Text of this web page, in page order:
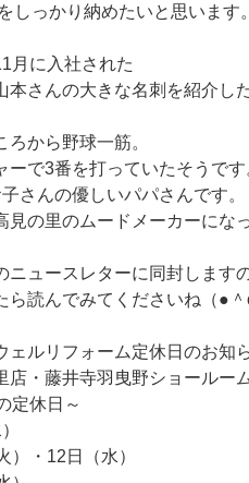
しっかり納めたいと思います。
月に入社された
本さんの大きな名刺を紹介し
ろから野球一筋。
ーで3番を打っていたそうです
さんの優しいパパさんです。
見の里のムードメーカーにな
ニュースレターに同封します
ら読んでみてくださいね（●＾
ェルリフォーム定休日のお知
店・藤井寺羽曳野ショールー
定休日～
）・12日（水）